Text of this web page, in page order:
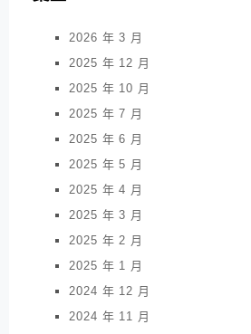
2026 年 3 月
2025 年 12 月
2025 年 10 月
2025 年 7 月
2025 年 6 月
2025 年 5 月
2025 年 4 月
2025 年 3 月
2025 年 2 月
2025 年 1 月
2024 年 12 月
2024 年 11 月